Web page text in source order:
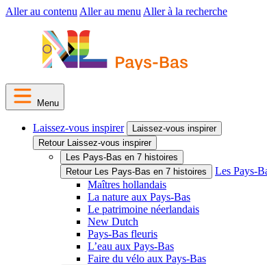
Aller au contenu Aller au menu Aller à la recherche
Menu
Laissez-vous inspirer
Laissez-vous inspirer
Retour Laissez-vous inspirer
Les Pays-Bas en 7 histoires
Retour Les Pays-Bas en 7 histoires
Les Pays-
Maîtres hollandais
La nature aux Pays-Bas
Le patrimoine néerlandais
New Dutch
Pays-Bas fleuris
L’eau aux Pays-Bas
Faire du vélo aux Pays-Bas